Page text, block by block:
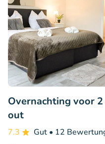
Overnachting voor
out
7.3 Gut • 12